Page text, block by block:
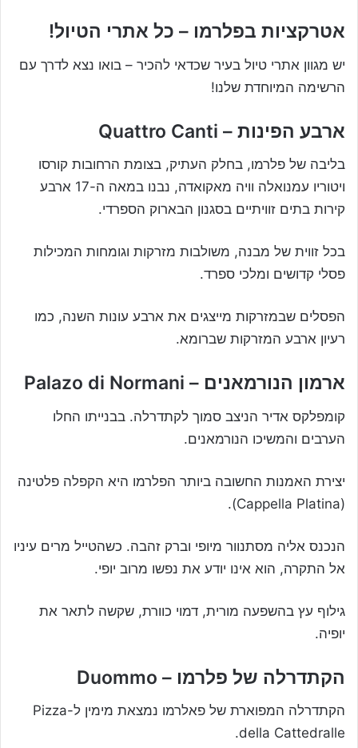
אטרקציות בפלרמו – כל אתרי הטיול!
יש מגוון אתרי טיול בעיר שכדאי להכיר – בואו נצא לדרך עם
הרשימה המיוחדת שלנו!
ארבע הפינות – Quattro Canti
בליבה של פלרמו, בחלק העתיק, בצומת הרחובות קורסו
ויטוריו עמנואלה וויה מאקואדה, נבנו במאה ה-17 ארבע
קירות בתים זוויתיים בסגנון הבארוק הספרדי.
בכל זווית של מבנה, משולבות מזרקות וגומחות המכילות
פסלי קדושים ומלכי ספרד.
הפסלים שבמזרקות מייצגים את ארבע עונות השנה, כמו
רעיון ארבע המזרקות שברומא.
ארמון הנורמאנים – Palazo di Normani
קומפלקס אדיר הניצב סמוך לקתדרלה. בבנייתו החלו
הערבים והמשיכו הנורמאנים.
יצירת האמנות החשובה ביותר הפלרמו היא הקפלה פלטינה
(Cappella Platina).
הנכנס אליה מסתנוור מיופי וברק זהבה. כשהטייל מרים עיניו
אל התקרה, הוא אינו יודע את נפשו מרוב יופי.
גילוף עץ בהשפעה מורית, דמוי כוורת, שקשה לתאר את
יופיה.
הקתדרלה של פלרמו – Duommo
הקתדרלה המפוארת של פאלרמו נמצאת מימין ל-Pizza
della Cattedralle.